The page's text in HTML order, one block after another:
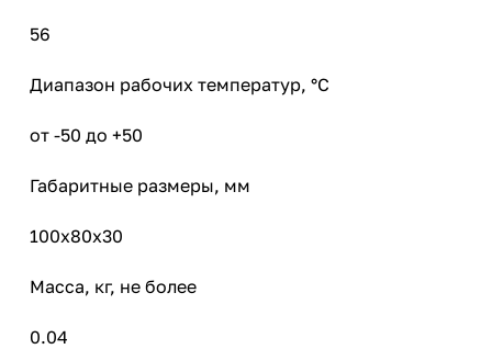
56
Диапазон рабочих температур, °С
от -50 до +50
Габаритные размеры, мм
100х80х30
Масса, кг, не более
0.04